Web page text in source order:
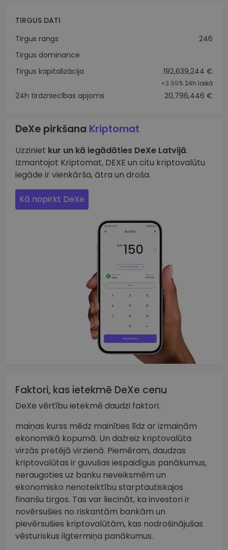
TIRGUS DATI
Tirgus rangs
246
Tirgus dominance
Tirgus kapitalizācija
192,639,244 €
+3.99% 24h laikā
24h tirdzniecības apjoms 20,796,446 €
DeXe pirkšana Kriptomat
Uzziniet kur un kā iegādāties DeXe Latvijā.
Izmantojot Kriptomat, DEXE un citu kriptovalūtu
iegāde ir vienkārša, ātra un droša.
Kā nopirkt DeXe
Faktori, kas ietekmē DeXe cenu
DeXe vērtību ietekmē daudzi faktori.
maiņas kurss mēdz mainīties līdz ar izmaiņām
ekonomikā kopumā. Un dažreiz kriptovalūta
virzās pretējā virzienā. Piemēram, daudzas
kriptovalūtas ir guvušas iespaidīgus panākumus,
neraugoties uz banku neveiksmēm un
ekonomisko nenoteiktību starptautiskajos
finanšu tirgos. Tas var liecināt, ka investori ir
novērsušies no riskantām bankām un
pievērsušies kriptovalūtām, kas nodrošinājušas
vēsturiskus ilgtermiņa panākumus.